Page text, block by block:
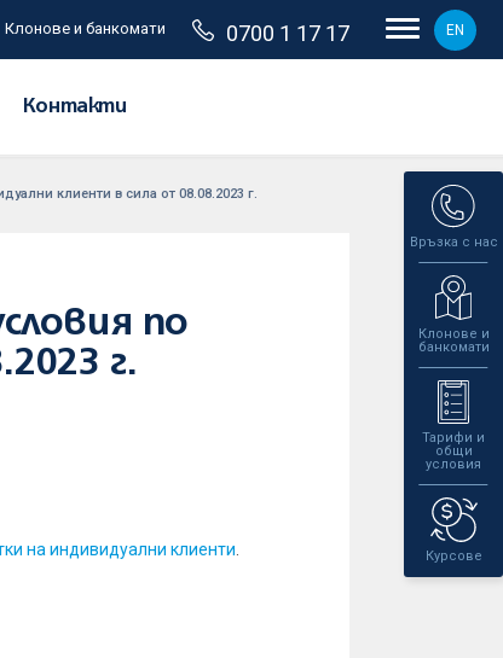
Клонове и банкомати 0700 1 17 17 EN
Контакти
Връзка с нас
Клонове и
банкомати
Тарифи и
общи
условия
Курсове
клиенти в сила от 08.08.2023 г.
по
г.
на индивидуални клиенти